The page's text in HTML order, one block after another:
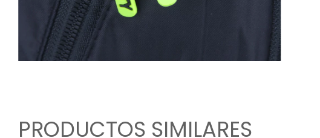
PRODUCTOS SIMILARES